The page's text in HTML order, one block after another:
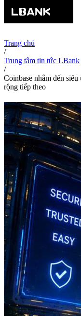
Trang chủ
/
Trung tâm tin tức LBank
/
Coinbase nhắm đến
rộng tiếp theo